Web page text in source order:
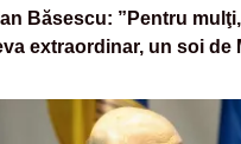
Băsescu: ”Pentru
extraordinar, un soi de